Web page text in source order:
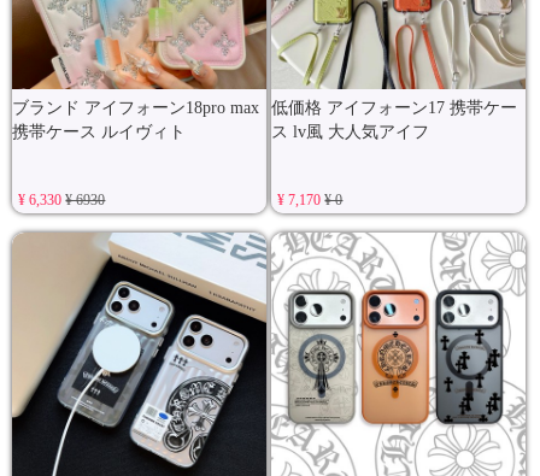
ブランド アイフォーン18pro max
携帯ケース ルイヴィト
¥ 6,330¥ 6930
低価格 アイフォーン17 携帯ケー
ス lv風 大人気アイフ
¥ 7,170¥ 0